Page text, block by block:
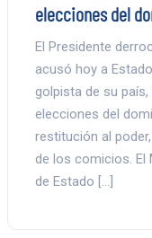
elecciones del
El Presidente
acusó hoy a
golpista de su
elecciones del
restitución al
de los comicios. El
de Estado […]